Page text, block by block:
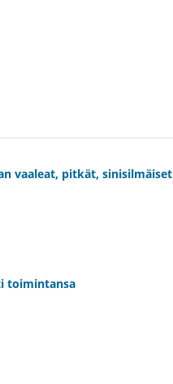
vaaleat, pitkät, sinisilmäiset
toimintansa